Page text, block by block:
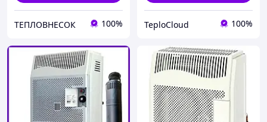
ТЕПЛОВНЕСОК 100% TeploCloud 100%